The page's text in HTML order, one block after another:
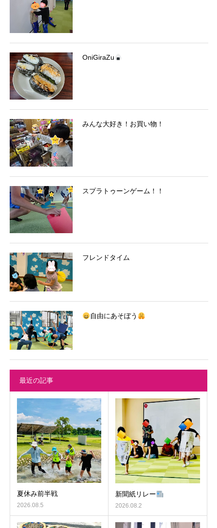
OniGiraZu
みんな大好き！お買い物！
スプラトゥーンゲーム！！
フレンドタイム
自由にあそぼう
最近の記事
夏休み前半戦
2026.08.5
新聞紙リレー
2026.08.2